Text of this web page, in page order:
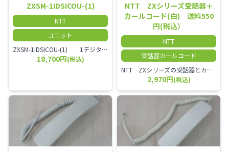
ZXSM-1IDSICOU-(1)
NTT
ユニット
ZXSM-1IDSICOU-(1) 1デジタル局線ユニット
18,700円(税込)
NTT ZXシリーズ受話器＋
カールコード(白) 送料550
円(税込）
NTT
受話器カールコード
NTT ZXシリーズの受話器とカールコードセット／本商品は中古品となります。 写真では分かりにくいキズ・汚れなどの使用感があります。 経年変化で日焼けの色味が強くなる場合がございます。 予めご理解・ご了承頂きますようお願いいたします。
2,970円(税込)